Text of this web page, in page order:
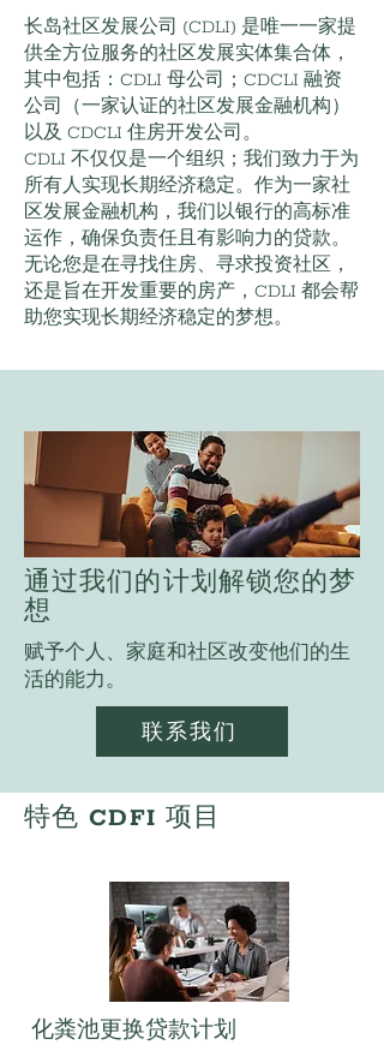
长岛社区发展公司 (CDLI) 是唯一一家提
供全方位服务的社区发展实体集合体，
其中包括：CDLI 母公司；CDCLI 融资
公司（一家认证的社区发展金融机构）
以及 CDCLI 住房开发公司。
CDLI 不仅仅是一个组织；我们致力于为
所有人实现长期经济稳定。作为一家社
区发展金融机构，我们以银行的高标准
运作，确保负责任且有影响力的贷款。
无论您是在寻找住房、寻求投资社区，
还是旨在开发重要的房产，CDLI 都会帮
助您实现长期经济稳定的梦想。
通过我们的计划解锁您的梦
想
赋予个人、家庭和社区改变他们的生
活的能力。
联系我们
特色 CDFI 项目
化粪池更换贷款计划